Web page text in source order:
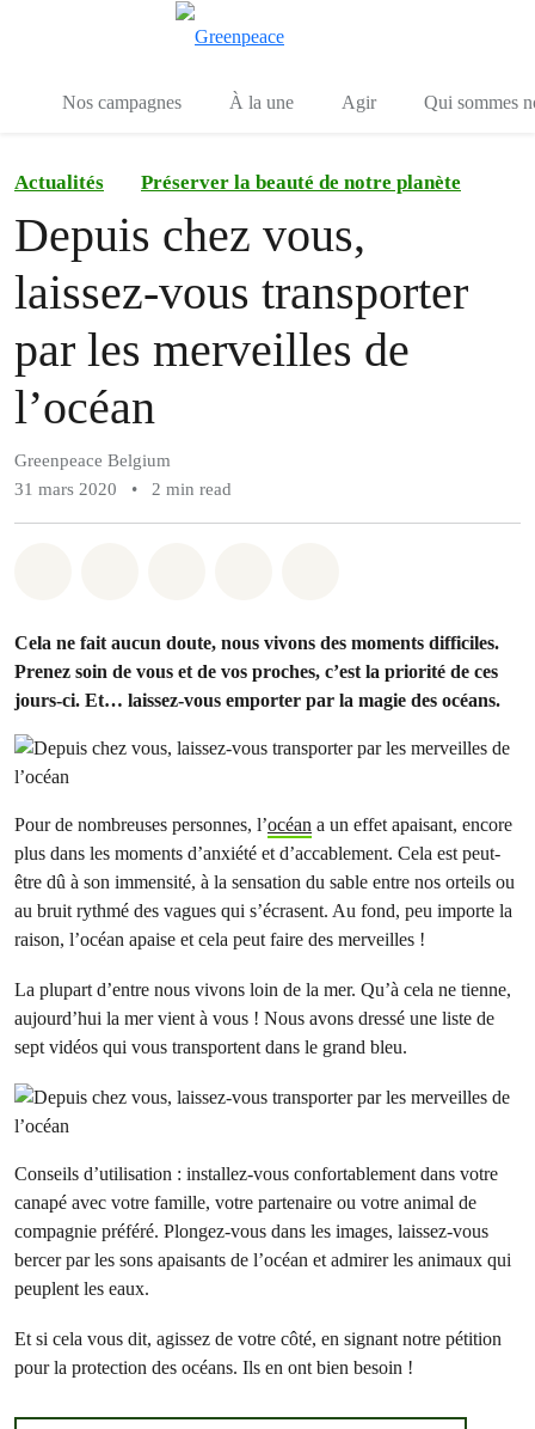
Nos campagnes À la une Agir Qui sommes
Actualités Préserver la beauté de notre planète
Depuis chez vous,
laissez-vous transporter
par les merveilles de
l’océan
Greenpeace Belgium
31 mars 2020
• 2 min read
Cela ne fait aucun doute, nous vivons des moments difficiles.
Prenez soin de vous et de vos proches, c’est la priorité de ces
jours-ci. Et… laissez-vous emporter par la magie des océans.
Pour de nombreuses personnes, l’océan a un effet apaisant, encore
plus dans les moments d’anxiété et d’accablement. Cela est peut-
être dû à son immensité, à la sensation du sable entre nos orteils ou
au bruit rythmé des vagues qui s’écrasent. Au fond, peu importe la
raison, l’océan apaise et cela peut faire des merveilles !
La plupart d’entre nous vivons loin de la mer. Qu’à cela ne tienne,
aujourd’hui la mer vient à vous ! Nous avons dressé une liste de
sept vidéos qui vous transportent dans le grand bleu.
Conseils d’utilisation : installez-vous confortablement dans votre
canapé avec votre famille, votre partenaire ou votre animal de
compagnie préféré. Plongez-vous dans les images, laissez-vous
bercer par les sons apaisants de l’océan et admirer les animaux qui
peuplent les eaux.
Et si cela vous dit, agissez de votre côté, en signant notre pétition
pour la protection des océans. Ils en ont bien besoin !